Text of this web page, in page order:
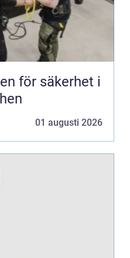
för säkerhet i
01 augusti 2026